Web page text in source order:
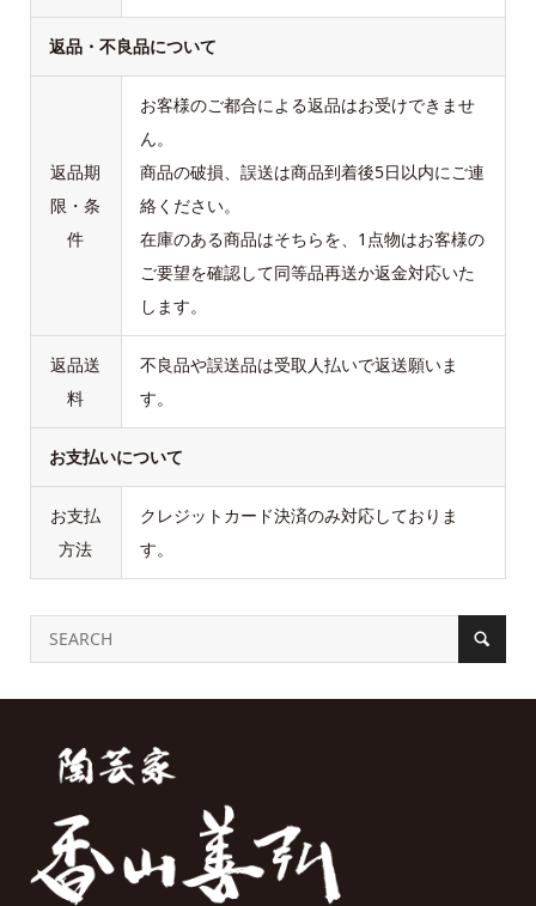
返品・不良品について
返品期
限・条
件
お客様のご都合による返品はお受けできませ
ん。
商品の破損、誤送は商品到着後5日以内にご連
絡ください。
在庫のある商品はそちらを、1点物はお客様の
ご要望を確認して同等品再送か返金対応いた
します。
返品送
料
不良品や誤送品は受取人払いで返送願いま
す。
お支払いについて
お支払
方法
クレジットカード決済のみ対応しておりま
す。